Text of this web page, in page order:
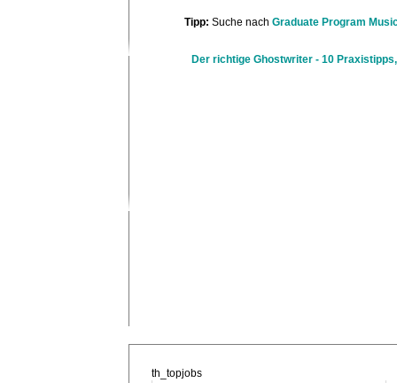
Tipp: Suche nach Graduate Program
Der richtige Ghostwriter - 10